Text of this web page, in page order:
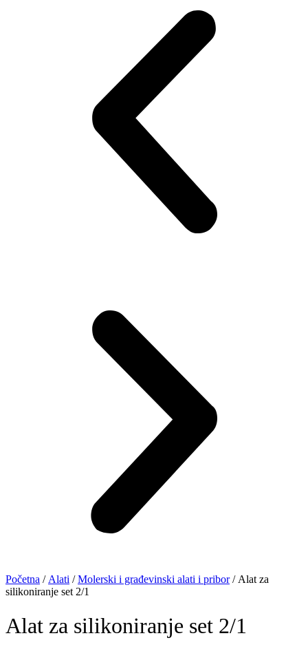
Početna / Alati /Molerski i građevinski alati i pribor/ Alat za
silikoniranje set 2/1
Alat za silikoniranje set 2/1